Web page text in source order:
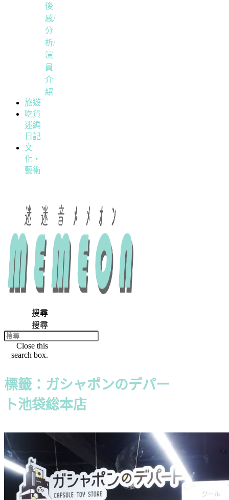
後
感/
分
析/
演
員
介
紹
旅遊
吃貨
迷編
日記
文
化・
藝術
搜尋
搜尋
Close this
search box.
標籤：ガシャポンのデパー
ト池袋総本店